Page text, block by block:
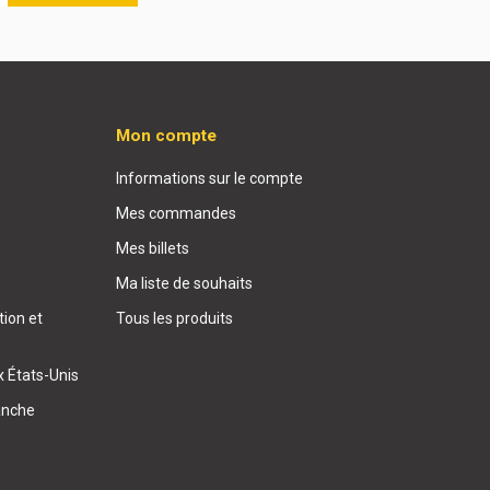
et
États-Unis
Mon compte
Informations sur le compte
Mes commandes
Mes billets
Ma liste de souhaits
Tous les produits